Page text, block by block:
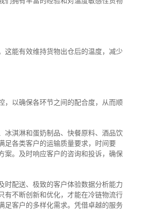
这能有效维持货物出仓后的温度，减少
，以确保各环节之间的配合度，从而顺
冰淇淋和蛋奶制品、快餐原料、酒品饮
足各类客户的运输质量要求，时间要
案。及时响应客户的咨询和投诉，确保
时配送、极致的客户体验数据分析能力
有不断创新和优化，才能在冷链物流行
客户的多样化需求。 凭借卓越的服务